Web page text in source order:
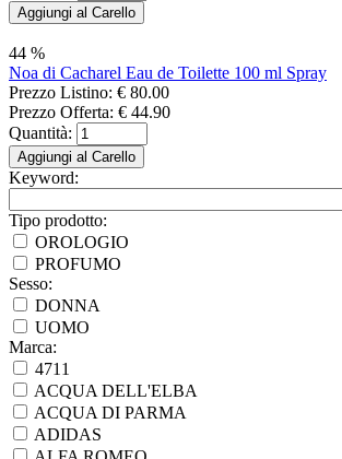
44 %
Noa di Cacharel Eau de Toilette 100 ml Spray
Prezzo Listino: € 80.00
Prezzo Offerta: € 44.90
Quantità:
Keyword:
Tipo prodotto:
OROLOGIO
PROFUMO
Sesso:
DONNA
UOMO
Marca:
4711
ACQUA DELL'ELBA
ACQUA DI PARMA
ADIDAS